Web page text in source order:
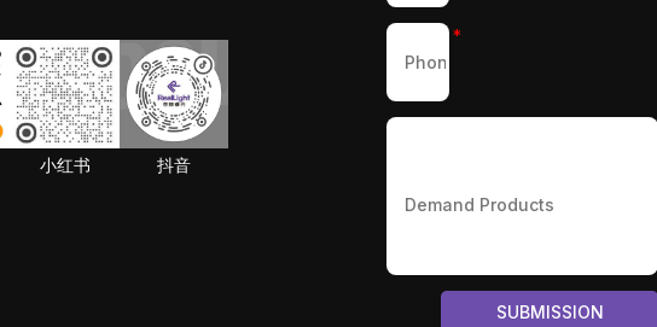
小红书 抖音
*
SUBMISSION